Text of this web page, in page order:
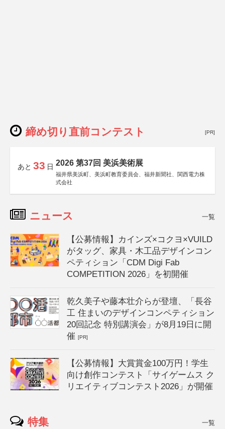
締め切り直前コンテスト [PR]
あと 33 日 2026 第37回 美浜美術展
福井県美浜町、美浜町教育委員会、福井新聞社、関西電力株
式会社
ニュース 一覧
【公募情報】カインズ×コクヨ×VUILD
がタッグ、家具・木工品デザインコン
ペティション「CDM Digi Fab
COMPETITION 2026」を初開催
乾久美子や藤本壮介らが登壇、「長谷
工 住まいのデザインコンペティション
20回記念 特別講演会」が8月19日に開
催[PR]
【公募情報】大賞賞金100万円！学生
向け創作コンテスト「サイゲームス ク
リエイティブコンテスト2026」が開催
特集 一覧